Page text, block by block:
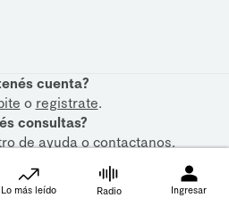
cuenta?
o registrate.
consultas?
de ayudaocontactanos.
Lo más leído Radio Ingresar